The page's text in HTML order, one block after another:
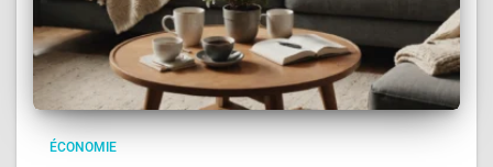
ÉCONOMIE